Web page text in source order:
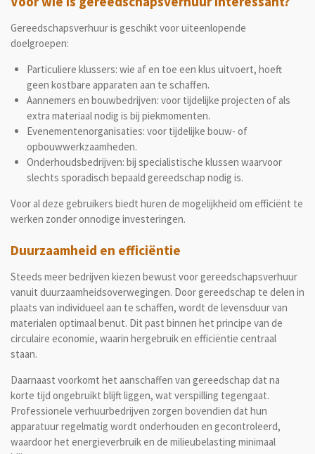
Gereedschapsverhuur is geschikt voor uiteenlopende
doelgroepen:
Particuliere klussers: wie af en toe een klus uitvoert, hoeft
geen kostbare apparaten aan te schaffen.
Aannemers en bouwbedrijven: voor tijdelijke projecten of als
extra materiaal nodig is bij piekmomenten.
Evenementenorganisaties: voor tijdelijke bouw- of
opbouwwerkzaamheden.
Onderhoudsbedrijven: bij specialistische klussen waarvoor
slechts sporadisch bepaald gereedschap nodig is.
Voor al deze gebruikers biedt huren de mogelijkheid om efficiënt te
werken zonder onnodige investeringen.
Duurzaamheid en efficiëntie
Steeds meer bedrijven kiezen bewust voor gereedschapsverhuur
vanuit duurzaamheidsoverwegingen. Door gereedschap te delen in
plaats van individueel aan te schaffen, wordt de levensduur van
materialen optimaal benut. Dit past binnen het principe van de
circulaire economie, waarin hergebruik en efficiëntie centraal
staan.
Daarnaast voorkomt het aanschaffen van gereedschap dat na
korte tijd ongebruikt blijft liggen, wat verspilling tegengaat.
Professionele verhuurbedrijven zorgen bovendien dat hun
apparatuur regelmatig wordt onderhouden en gecontroleerd,
waardoor het energieverbruik en de milieubelasting minimaal